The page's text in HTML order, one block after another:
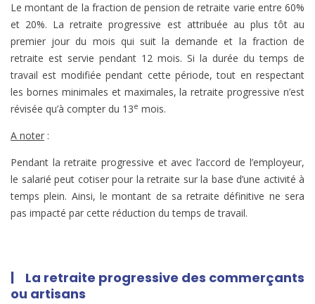
Le montant de la fraction de pension de retraite varie entre 60%
et 20%. La retraite progressive est attribuée au plus tôt au
premier jour du mois qui suit la demande et la fraction de
retraite est servie pendant 12 mois. Si la durée du temps de
travail est modifiée pendant cette période, tout en respectant
les bornes minimales et maximales, la retraite progressive n’est
révisée qu’à compter du 13e mois.
A noter :
Pendant la retraite progressive et avec l’accord de l’employeur,
le salarié peut cotiser pour la retraite sur la base d’une activité à
temps plein. Ainsi, le montant de sa retraite définitive ne sera
pas impacté par cette réduction du temps de travail.
| La retraite progressive des commerçants
ou artisans